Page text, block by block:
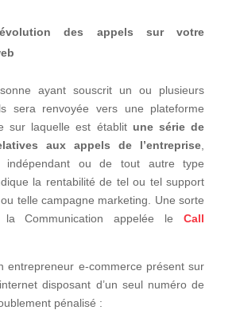
des appels sur votre
ayant souscrit un ou plusieurs
sera renvoyée vers une plateforme
sur laquelle est établit une série de
aux appels de l’entreprise
indépendant ou de tout autre type
la rentabilité de tel ou tel support
telle campagne marketing. Une sorte
la Communication appelée leCall
entrepreneur e-commerce présent sur
disposant d’un seul numéro de
pénalisé :